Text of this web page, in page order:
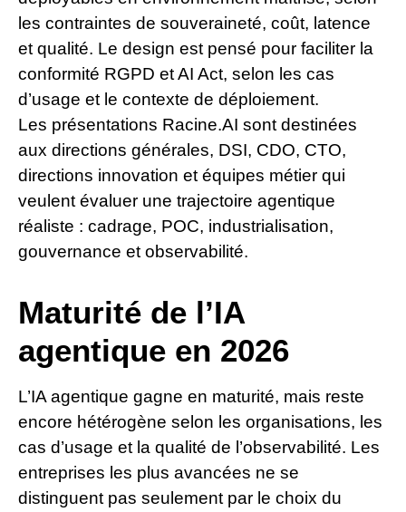
les contraintes de souveraineté, coût, latence
et qualité. Le design est pensé pour faciliter la
conformité RGPD et AI Act, selon les cas
d’usage et le contexte de déploiement.
Les présentations Racine.AI sont destinées
aux directions générales, DSI, CDO, CTO,
directions innovation et équipes métier qui
veulent évaluer une trajectoire agentique
réaliste : cadrage, POC, industrialisation,
gouvernance et observabilité.
Maturité de l’IA
agentique en 2026
L’IA agentique gagne en maturité, mais reste
encore hétérogène selon les organisations, les
cas d’usage et la qualité de l’observabilité. Les
entreprises les plus avancées ne se
distinguent pas seulement par le choix du